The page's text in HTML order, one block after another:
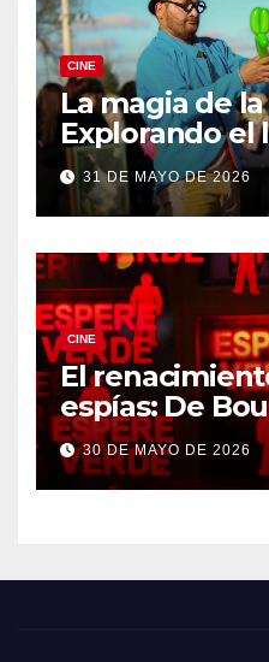
CINE
La magia de
Explorando el
DreamWorks
31 DE MAYO DE 2026
CINE
El
espías: De
Treadstone
30 DE MAYO DE 2026